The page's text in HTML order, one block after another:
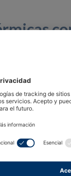
TCD
tiempo de
tecnología de